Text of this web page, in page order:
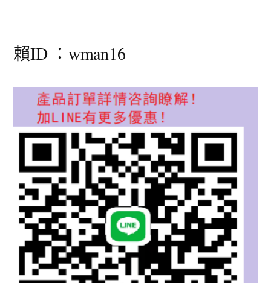
賴ID ：wman16